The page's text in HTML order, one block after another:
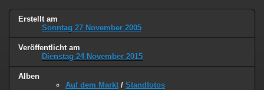
Erstellt am
Sonntag 27 November 2005
Veröffentlicht am
Dienstag 24 November 2015
Alben
Auf dem Markt / Standfotos